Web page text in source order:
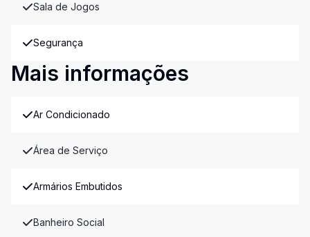
Sala de Jogos
Segurança
Mais informações
Ar Condicionado
Área de Serviço
Armários Embutidos
Banheiro Social